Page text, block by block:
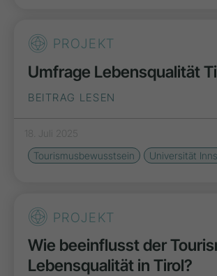
PROJEKT
Umfrage Lebensqualität
BEITRAG LESEN
18. Juli 2025
Tourismusbewusstsein
Universität
PROJEKT
Wie beeinflusst der
Lebensqualität in Tirol?